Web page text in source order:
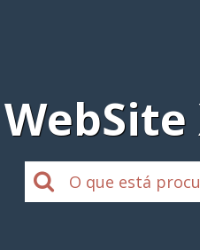
WebSite